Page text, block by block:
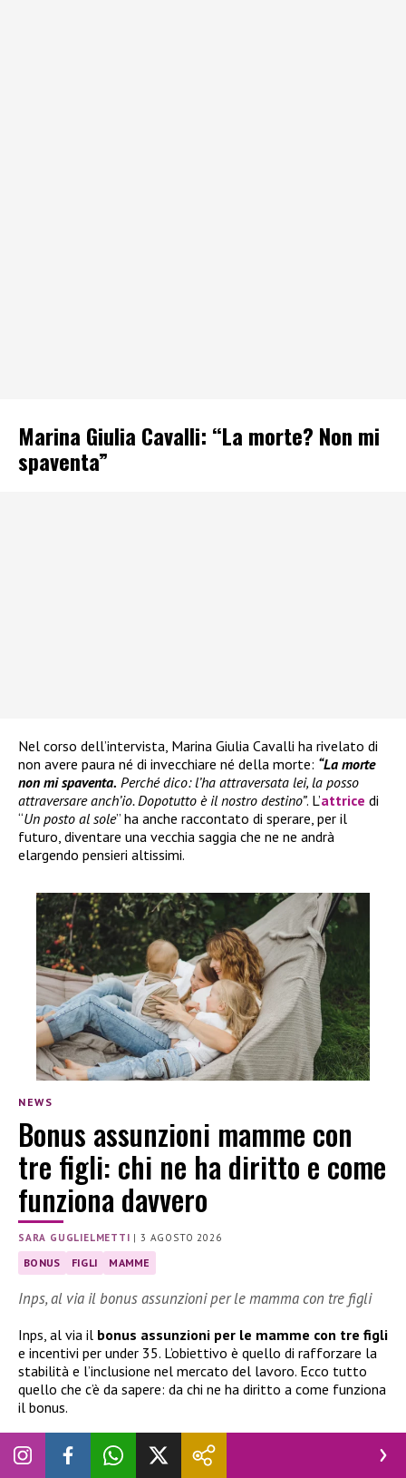
Marina Giulia Cavalli: “La morte? Non mi
spaventa”
Nel corso dell’intervista, Marina Giulia Cavalli ha rivelato di
non avere paura né di invecchiare né della morte: “La morte
non mi spaventa. Perché dico: l’ha attraversata lei, la posso
attraversare anch’io. Dopotutto è il nostro destino”. L’attrice di
“Un posto al sole” ha anche raccontato di sperare, per il
futuro, diventare una vecchia saggia che ne ne andrà
elargendo pensieri altissimi.
NEWS
Bonus assunzioni mamme con
tre figli: chi ne ha diritto e come
funziona davvero
SARA GUGLIELMETTI |3 AGOSTO 2026
BONUS FIGLI MAMME
Inps, al via il bonus assunzioni per le mamma con tre figli
Inps, al via il bonus assunzioni per le mamme con tre figli
e incentivi per under 35. L’obiettivo è quello di rafforzare la
stabilità e l’inclusione nel mercato del lavoro. Ecco tutto
quello che c’è da sapere: da chi ne ha diritto a come funziona
il bonus.
Inps, al via il bonus assunzioni mamme